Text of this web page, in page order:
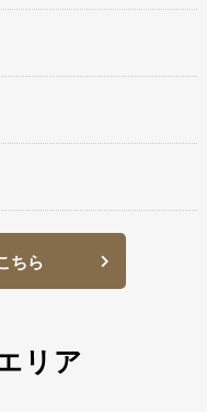
ちら
リア